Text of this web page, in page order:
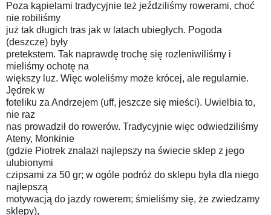
Poza kąpielami tradycyjnie też jeździliśmy rowerami, choć
nie robiliśmy
już tak długich tras jak w latach ubiegłych. Pogoda
(deszcze) były
pretekstem. Tak naprawdę trochę się rozleniwiliśmy i
mieliśmy ochotę na
większy luz. Więc woleliśmy może krócej, ale regularnie.
Jędrek w
foteliku za Andrzejem (uff, jeszcze się mieści). Uwielbia to,
nie raz
nas prowadził do rowerów. Tradycyjnie więc odwiedziliśmy
Ateny, Monkinie
(gdzie Piotrek znalazł najlepszy na świecie sklep z jego
ulubionymi
czipsami za 50 gr; w ogóle podróż do sklepu była dla niego
najlepszą
motywacją do jazdy rowerem; śmieliśmy się, że zwiedzamy
sklepy),